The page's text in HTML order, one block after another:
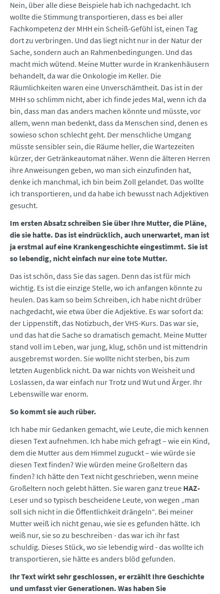
Nein, über alle diese Beispiele hab ich nachgedacht. Ich
wollte die Stimmung transportieren, dass es bei aller
Fachkompetenz der MHH ein Scheiß-Gefühl ist, einen Tag
dort zu verbringen. Und das liegt nicht nur in der Natur der
Sache, sondern auch an Rahmenbedingungen. Und das
macht mich wütend. Meine Mutter wurde in Krankenhäusern
behandelt, da war die Onkologie im Keller. Die
Räumlichkeiten waren eine Unverschämtheit. Das ist in der
MHH so schlimm nicht, aber ich finde jedes Mal, wenn ich da
bin, dass man das anders machen könnte und müsste, vor
allem, wenn man bedenkt, dass da Menschen sind, denen es
sowieso schon schlecht geht. Der menschliche Umgang
müsste sensibler sein, die Räume heller, die Wartezeiten
kürzer, der Getränkeautomat näher. Wenn die älteren Herren
ihre Anweisungen geben, wo man sich einzufinden hat,
denke ich manchmal, ich bin beim Zoll gelandet. Das wollte
ich transportieren, und da habe ich bewusst nach Adjektiven
gesucht.
Im ersten Absatz schreiben Sie über Ihre Mutter, die Pläne,
die sie hatte. Das ist eindrücklich, auch unerwartet, man ist
ja erstmal auf eine Krankengeschichte eingestimmt. Sie ist
so lebendig, nicht einfach nur eine tote Mutter.
Das ist schön, dass Sie das sagen. Denn das ist für mich
wichtig. Es ist die einzige Stelle, wo ich anfangen könnte zu
heulen. Das kam so beim Schreiben, ich habe nicht drüber
nachgedacht, wie etwa über die Adjektive. Es war sofort da:
der Lippenstift, das Notizbuch, der VHS-Kurs. Das war sie,
und das hat die Sache so dramatisch gemacht. Meine Mutter
stand voll im Leben, war jung, klug, schön und ist mittendrin
ausgebremst worden. Sie wollte nicht sterben, bis zum
letzten Augenblick nicht. Da war nichts von Weisheit und
Loslassen, da war einfach nur Trotz und Wut und Ärger. Ihr
Lebenswille war enorm.
So kommt sie auch rüber.
Ich habe mir Gedanken gemacht, wie Leute, die mich kennen
diesen Text aufnehmen. Ich habe mich gefragt – wie ein Kind,
dem die Mutter aus dem Himmel zuguckt – wie würde sie
diesen Text finden? Wie würden meine Großeltern das
finden? Ich hätte den Text nicht geschrieben, wenn meine
Großeltern noch gelebt hätten. Sie waren ganz treue HAZ-
Leser und so typisch bescheidene Leute, von wegen „man
soll sich nicht in die Öffentlichkeit drängeln“. Bei meiner
Mutter weiß ich nicht genau, wie sie es gefunden hätte. Ich
weiß nur, sie so zu beschreiben - das war ich ihr fast
schuldig. Dieses Stück, wo sie lebendig wird - das wollte ich
transportieren, sie hätte es anders blöd gefunden.
Ihr Text wirkt sehr geschlossen, er erzählt Ihre Geschichte
und umfasst vier Generationen. Was haben Sie